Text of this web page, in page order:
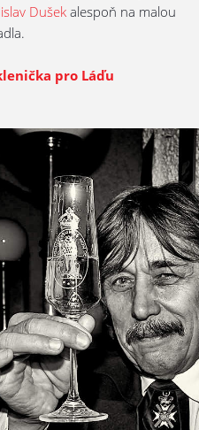
Dušek alespoň na malou
pro Láďu